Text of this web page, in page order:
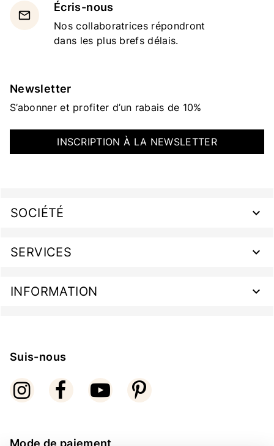
email
Écris-nous
Nos collaboratrices répondront
dans les plus brefs délais.
Newsletter
S’abonner et profiter d’un rabais de 10%
INSCRIPTION À LA NEWSLETTER
SOCIÉTÉ
SERVICES
INFORMATION
Suis-nous
Mode de paiement